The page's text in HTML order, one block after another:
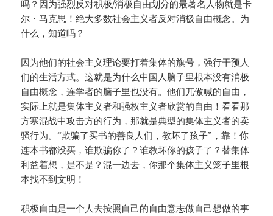
吗？因为强烈反对积极/消极自由划分的最著名人物就是卡
尔・马克思！绝大多数社会主义者反对消极自由概念。为
什么，知道吗？
因为他们的社会主义理论要打着集体的旗号，强行干预人
们的生活方式。这就是为什么中国人脑子里根本没有消极
自由概念，连学者的脑子里也没有。他们兀傲喊的自由，
实际上就是集体主义者和强权主义者欣赏的自由！看看那
方寒混战中攻击方的行为，那就是典型的集体主义者的卖
骚行为。“欺骗了买书的善良人们，教坏了孩子”，靠！你
连本书都没买，谁欺骗你了？谁教坏你的孩子了？替集体
利益着想，是不是？混一边去，你那个集体主义笼子里根
本找不到文明！
积极自由是一个人去按照自己的自由意志做自己想做的事